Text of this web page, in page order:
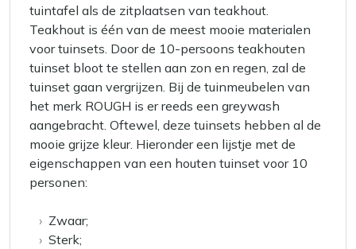
tuintafel als de zitplaatsen van teakhout.
Teakhout is één van de meest mooie materialen
voor tuinsets. Door de 10-persoons teakhouten
tuinset bloot te stellen aan zon en regen, zal de
tuinset gaan vergrijzen. Bij de tuinmeubelen van
het merk ROUGH is er reeds een greywash
aangebracht. Oftewel, deze tuinsets hebben al de
mooie grijze kleur. Hieronder een lijstje met de
eigenschappen van een houten tuinset voor 10
personen:
Zwaar;
Sterk;